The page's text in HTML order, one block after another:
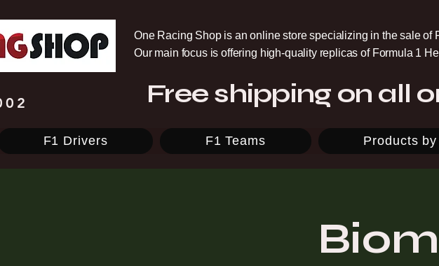
One Racing Shop is an online store specializing in the sale of
Our main focus is offering high-quality replicas of Formula 1
Free shipping on all
F1 Drivers F1 Teams Products